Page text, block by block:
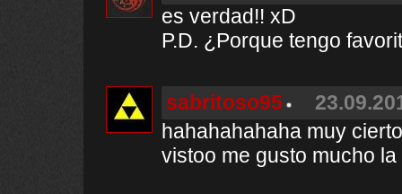
es verdad!! xD
P.D. ¿Porque tengo
sabritoso95
hahahahahaha muy
vistoo me gusto mucho